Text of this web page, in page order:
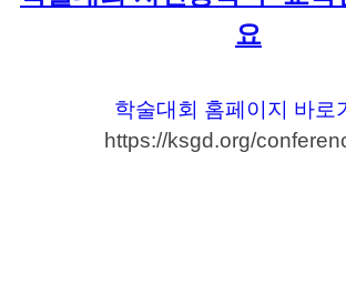
요
학술대회 홈페이지 바로
https://ksgd.org/